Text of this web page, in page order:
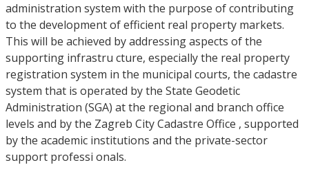
administration system with the purpose of contributing
to the development of efficient real property markets.
This will be achieved by addressing aspects of the
supporting infrastru cture, especially the real property
registration system in the municipal courts, the cadastre
system that is operated by the State Geodetic
Administration (SGA) at the regional and branch office
levels and by the Zagreb City Cadastre Office , supported
by the academic institutions and the private-sector
support professi onals.